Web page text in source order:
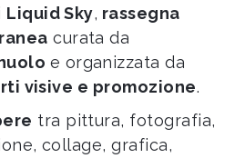
Liquid Sky, rassegna
curata da
e organizzata da
visive e promozione.
tra pittura, fotografia,
collage, grafica,